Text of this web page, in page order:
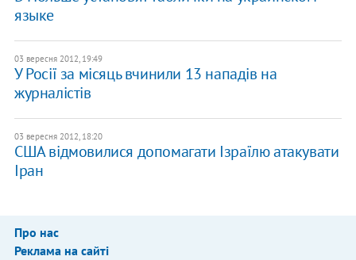
языке
03 вересня 2012, 19:49
У Росії за місяць вчинили 13 нападів на
журналістів
03 вересня 2012, 18:20
США відмовилися допомагати Ізраїлю атакувати
Іран
Про нас
Реклама на сайті